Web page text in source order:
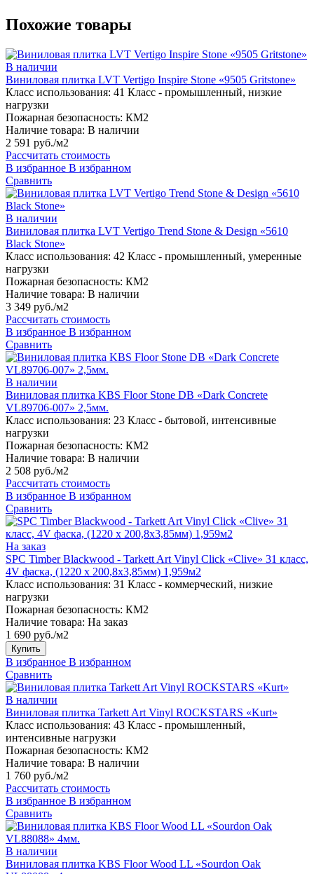
Похожие товары
В наличии
Виниловая плитка LVT Vertigo Inspire Stone «9505 Gritstone»
Класс использования: 41 Класс - промышленный, низкие
нагрузки
Пожарная безопасность: КМ2
Наличие товара: В наличии
2 591 руб./м2
Рассчитать стоимость
В избранное В избранном
Сравнить
В наличии
Виниловая плитка LVT Vertigo Trend Stone & Design «5610
Black Stone»
Класс использования: 42 Класс - промышленный, умеренные
нагрузки
Пожарная безопасность: КМ2
Наличие товара: В наличии
3 349 руб./м2
Рассчитать стоимость
В избранное В избранном
Сравнить
В наличии
Виниловая плитка KBS Floor Stone DB «Dark Concrete
VL89706-007» 2,5мм.
Класс использования: 23 Класс - бытовой, интенсивные
нагрузки
Пожарная безопасность: КМ2
Наличие товара: В наличии
2 508 руб./м2
Рассчитать стоимость
В избранное В избранном
Сравнить
На заказ
SPC Timber Blackwood - Tarkett Art Vinyl Click «Clive» 31 класс,
4V фаска, (1220 x 200,8х3,85мм) 1,959м2
Класс использования: 31 Класс - коммерческий, низкие
нагрузки
Пожарная безопасность: КМ2
Наличие товара: На заказ
1 690 руб./м2
Купить
В избранное В избранном
Сравнить
В наличии
Виниловая плитка Tarkett Art Vinyl ROCKSTARS «Kurt»
Класс использования: 43 Класс - промышленный,
интенсивные нагрузки
Пожарная безопасность: КМ2
Наличие товара: В наличии
1 760 руб./м2
Рассчитать стоимость
В избранное В избранном
Сравнить
В наличии
Виниловая плитка KBS Floor Wood LL «Sourdon Oak